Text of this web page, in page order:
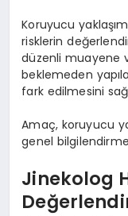
Koruyucu
risklerin
düzenli muayene
beklemeden
fark edilmesini
Amaç, koruyucu
genel bilgilendirme
Jinekolog